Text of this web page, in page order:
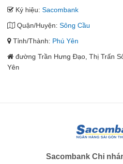
Ký hiệu: Sacombank
Quận/Huyện: Sông Cầu
Tỉnh/Thành: Phú Yên
đường Trần Hưng Đạo, Thị Trấn
Yên
Sacombank Chi